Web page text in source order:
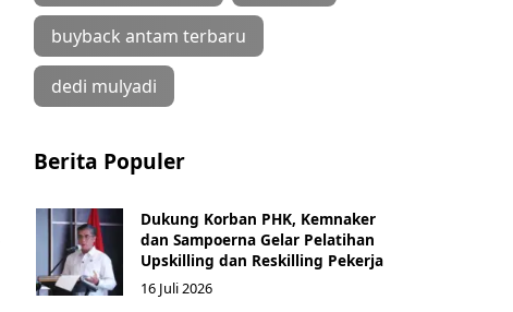
buyback antam terbaru
dedi mulyadi
Berita Populer
Dukung Korban PHK, Kemnaker
dan Sampoerna Gelar Pelatihan
Upskilling dan Reskilling Pekerja
16 Juli 2026